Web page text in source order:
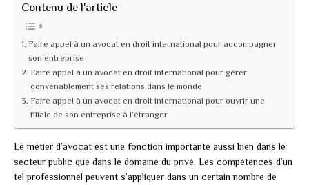
Contenu de l'article
Faire appel à un avocat en droit international pour accompagner
son entreprise
Faire appel à un avocat en droit international pour gérer
convenablement ses relations dans le monde
Faire appel à un avocat en droit international pour ouvrir une
filiale de son entreprise à l’étranger
Le métier d’avocat est une fonction importante aussi bien dans le
secteur public que dans le domaine du privé. Les compétences d’un
tel professionnel peuvent s’appliquer dans un certain nombre de